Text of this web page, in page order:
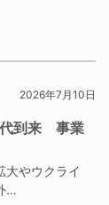
2026年7月10日
代到来 事業
やウクライ
…